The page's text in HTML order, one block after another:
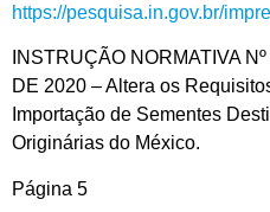
https://pesquisa.in.gov.br/
INSTRUÇÃO NORMATIVA
DE 2020 – Altera os
Importação de Sementes
Originárias do México.
Página 5